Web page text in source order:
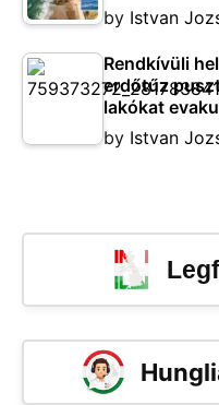
by Istvan
Rendkívüli
erdőtűz
lakókat
by Istvan